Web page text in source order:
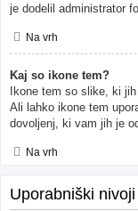
je dodelil administrator
Na vrh
Kaj so ikone tem?
Ikone tem so slike, ki
Ali lahko ikone tem
dovoljenj, ki vam jih je
Na vrh
Uporabniški